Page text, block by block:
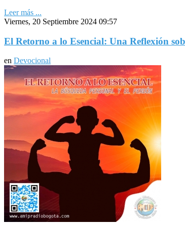
Leer más ...
Viernes, 20 Septiembre 2024 09:57
El Retorno a lo Esencial: Una Reflexión
en Devocional